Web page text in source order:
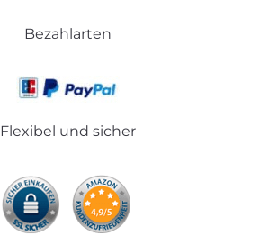
Bezahlarten
Flexibel und sicher